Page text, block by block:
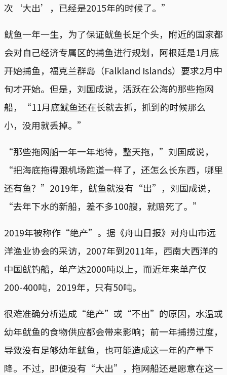
次‘大出’，已经是2015年的时候了。”
鱿鱼一年一生，为了保证鱿鱼长足个头，附近的国家都
会对自己经济专属区的捕鱼进行规划，阿根廷是1月底
开始捕鱼，福克兰群岛（Falkland Islands）要求2月中
旬才开始。但是，刘国成说，活跃在公海的那些拖网
船，“11月底鱿鱼还在长就去抓，抓到的时候那么
小，没用就丢掉。”
“那些拖网船一年一年地待，整天拖，”刘国成说，
“把海底拖得跟机场跑道一样了，还怎么长东西，哪里
还有鱼？”2019年，鱿鱼就没有“出”，刘国成说，
“去年下水的新船，差不多100艘，就赔死了。”
2019年被称作“绝产”。据《舟山日报》对舟山市远
洋渔业协会的采访，2007年到2011年，西南大西洋的
中国鱿钓船，单产达2000吨以上，而近年来单产仅
200-400吨，2019年，只有50吨。
很难准确分析造成“绝产”或“不出”的原因，水温或
幼年鱿鱼的食物供应都会带来影响；前一年捕捞过度，
导致没有足够幼年鱿鱼，也可能造成这一年的产量下
降。不过，即便没有“大出”，拖网船还是愿意在这一